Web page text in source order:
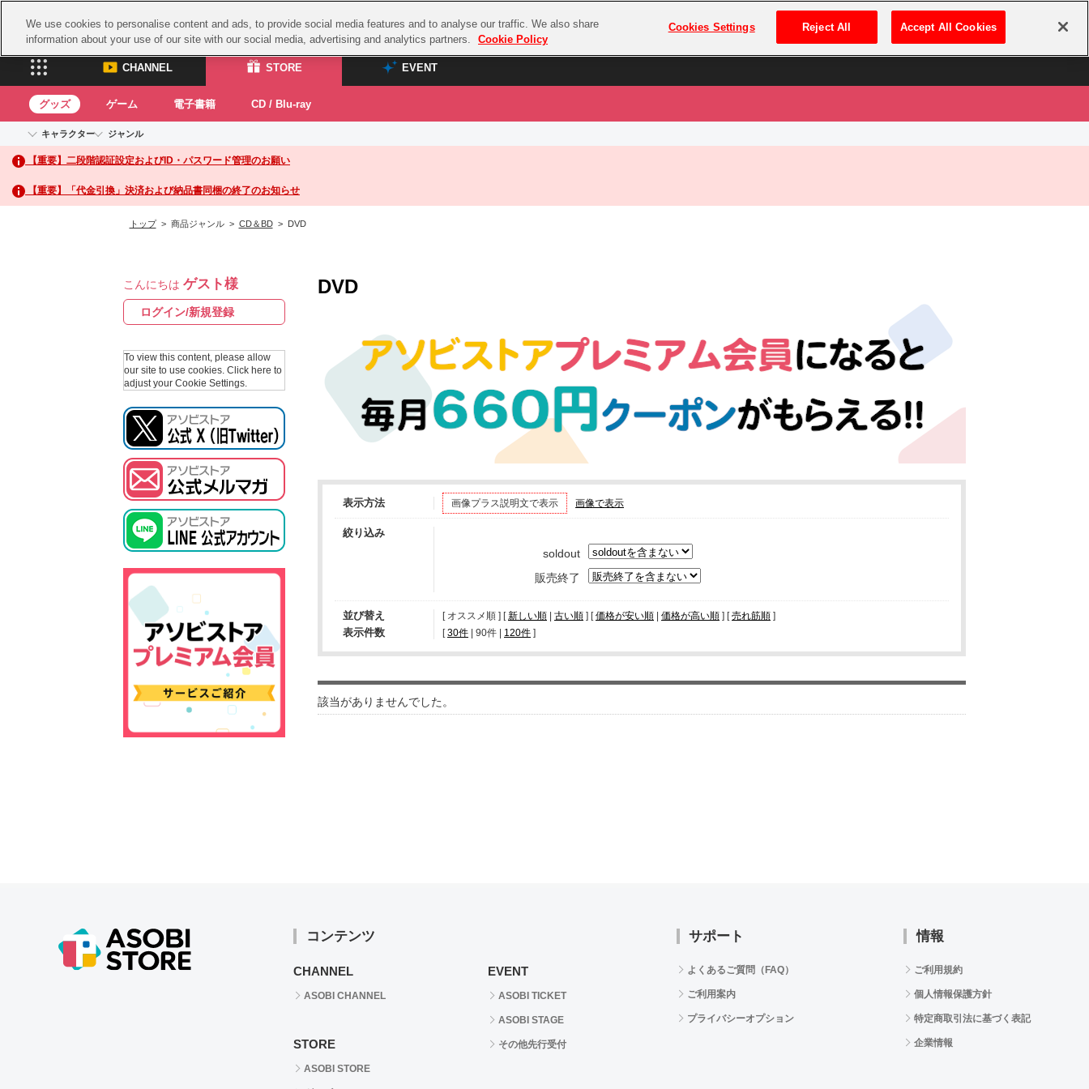
プレミアム会員とは ログイン・新規登録
CHANNEL STORE EVENT
CHANNEL
ASOBI CHANNEL TOP
STORE
ASOBI STORE TOP
グッズ
CD / Blu-ray
EVENT
ASOBI STAGE
グッズ ゲーム 電子書籍 CD / Blu-ray
キャラクター
アイドルマスターシリーズ
アイドルマスター
アイドルマスター シンデレラガールズ
アイドルマスター ミリオンライブ！
プロジェクトアイマス ヴイアライヴ
テイルズ オブ シリーズ
スサノオマジック
ドラゴンボール
ラブライブ！サンシャイン‼
ジャンル
イベントグッズ
トイ・ホビー
【重要】二段階認証設定およびID・パスワード管理のお願い
【重要】「代金引換」決済および納品書同梱の終了のお知らせ
トップ> 商品ジャンル > CD＆BD> DVD
こんにちは ゲスト様
ログイン/新規登録
To view this content, please allow
our site to use cookies. Click here to
adjust your Cookie Settings.
DVD
表示方法 画像プラス説明文で表示 画像で表示
絞り込み
soldout
販売終了
並び替え [ オススメ順 ] [新しい順 | 古い順 ] [価格が安い順 | 価格が高い順 ] [売れ筋順 ]
表示件数 [ 30件 | 90件 | 120件 ]
該当がありませんでした。
コンテンツ
CHANNEL
ASOBI CHANNEL
STORE
ASOBI STORE
EVENT
ASOBI TICKET
ASOBI STAGE
その他先行受付
サポート
よくあるご質問（FAQ）
ご利用案内
プライバシーオプション
情報
ご利用規約
個人情報保護方針
特定商取引法に基づく表記
企業情報
We use cookies to personalise content and ads, to provide social media features and to analyse our traffic. We also share
information about your use of our site with our social media, advertising and analytics partners.
Cookie Policy
Cookies Settings Reject All Accept All Cookies